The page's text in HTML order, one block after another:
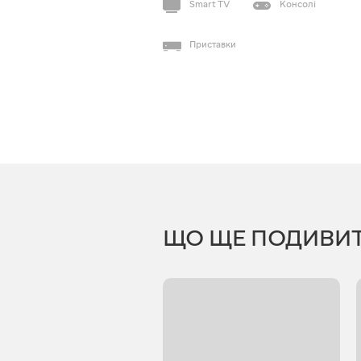
Smart TV Консолі
Приставки
ЩО ЩЕ